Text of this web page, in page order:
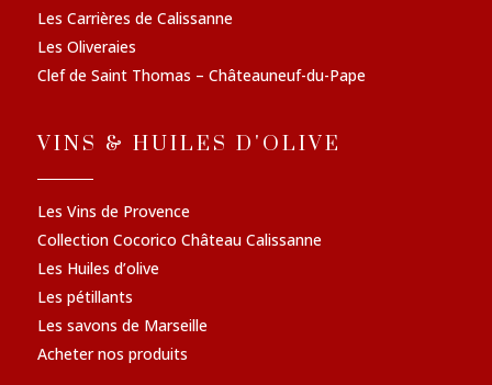
Les Carrières de Calissanne
Les Oliveraies
Clef de Saint Thomas – Châteauneuf-du-Pape
VINS & HUILES D'OLIVE
Les Vins de Provence
Collection Cocorico Château Calissanne
Les Huiles d’olive
Les pétillants
Les savons de Marseille
Acheter nos produits